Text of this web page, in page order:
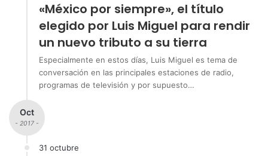
«México por siempre», el título
elegido por Luis Miguel para rendir
un nuevo tributo a su tierra
Especialmente en estos días, Luis Miguel es tema de
conversación en las principales estaciones de radio,
programas de televisión y por supuesto…
Oct
- 2017 -
31 octubre